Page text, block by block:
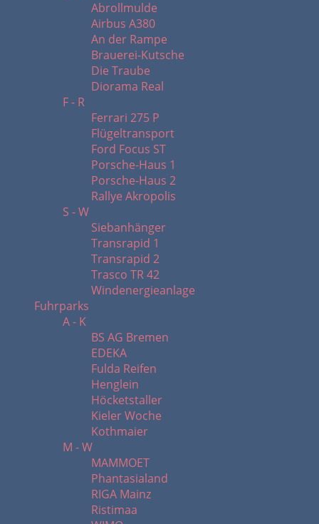
Abrollmulde
Airbus A380
An der Rampe
Brauerei-Kutsche
Die Traube
Diorama Real
F - R
Ferrari 275 P
Flügeltransport
Ford Focus ST
Porsche-Haus 1
Porsche-Haus 2
Rallye Akropolis
S - W
Siebanhänger
Transrapid 1
Transrapid 2
Trasco TR 42
Windenergieanlage
Fuhrparks
A - K
BS AG Bremen
EDEKA
Fulda Reifen
Henglein
Höcketstaller
Kieler Woche
Kothmaier
M - W
MAMMOET
Phantasialand
RIGA Mainz
Ristimaa